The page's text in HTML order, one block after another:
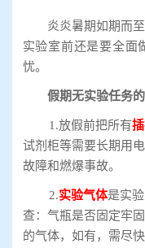
炎炎暑期如期而
实验室前还是要全面
忧。
假期无实验任务
1.放假前把所有
试剂柜等需要长期用
故障和燃爆事故。
2.实验气体是实
查：气瓶是否固定牢
的气体，如有，需尽